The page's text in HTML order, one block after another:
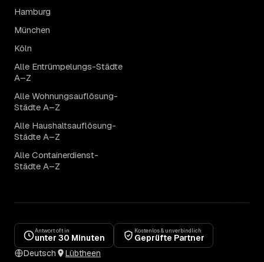
Hamburg
München
Köln
Alle Entrümpelungs-Städte
A–Z
Alle Wohnungsauflösung-
Städte A–Z
Alle Haushaltsauflösung-
Städte A–Z
Alle Containerdienst-
Städte A–Z
Antwort oft in
unter 30 Minuten
Kostenlos & unverbindlich
Geprüfte Partner
Deutsch
Lübtheen